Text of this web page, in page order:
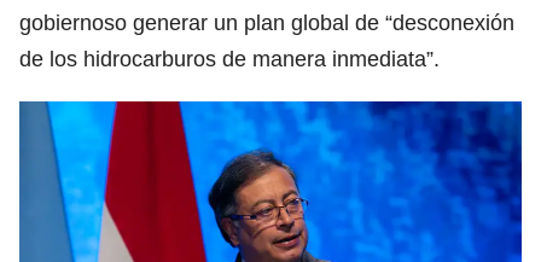
gobiernoso generar un plan global de “desconexión
de los hidrocarburos de manera inmediata”.